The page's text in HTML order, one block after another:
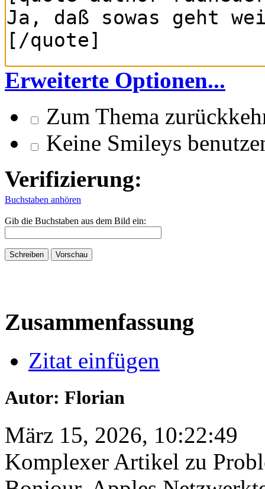
Erweiterte Optionen...
Zum Thema
Keine Smileys
Verifizierung:
Buchstaben anhören
Gib die Buchstaben aus dem Bild ein:
Zusammenfassung
Zitat einfügen
Autor: Florian
März 15, 2026, 10:22:49
Komplexer Artikel zu